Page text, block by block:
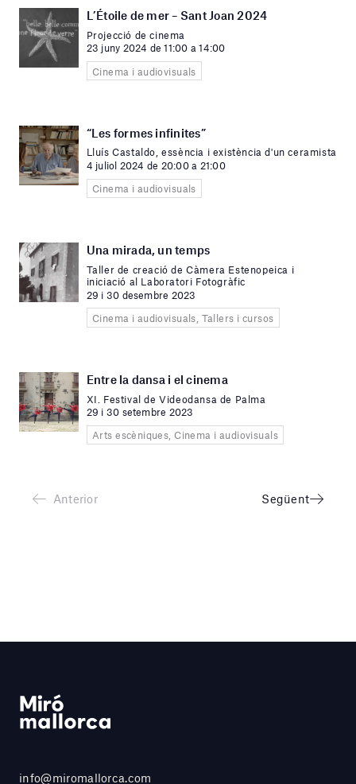
L’Étoile de mer – Sant Joan 2024
Projecció de cinema
23 juny 2024 de 11:00 a 14:00
Cinema i audiovisuals
“Les formes infinites”
Lluís Castaldo, essència i existència d'un ceramista
4 juliol 2024 de 20:00 a 21:00
Cinema i audiovisuals
Una mirada, un temps
Taller de creació de Càmera Estenopeica i
iniciació al Laboratori Fotogràfic
29 i 30 desembre 2023
Cinema i audiovisuals, Tallers i cursos
Entre la dansa i el cinema
XI. Festival de Videodansa de Palma
29 i 30 setembre 2023
Arts escèniques, Cinema i audiovisuals
Anterior Següent
info@miromallorca.com